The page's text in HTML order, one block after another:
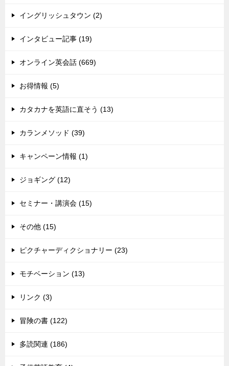
イングリッシュタウン (2)
インタビュー記事 (19)
オンライン英会話 (669)
お得情報 (5)
カタカナを英語に直そう (13)
カランメソッド (39)
キャンペーン情報 (1)
ジョギング (12)
セミナー・講演会 (15)
その他 (15)
ピクチャーディクショナリー (23)
モチベーション (13)
リンク (3)
冒険の書 (122)
多読関連 (186)